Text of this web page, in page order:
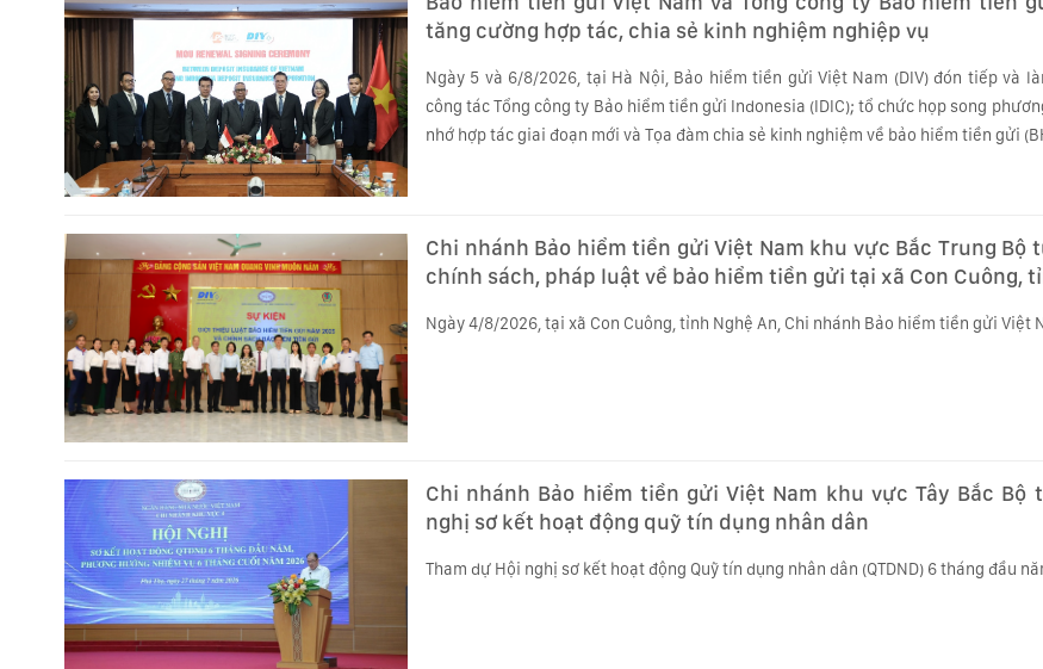
tăng cường hợp tác, chia sẻ kinh nghiệm nghiệp vụ
Ngày 5 và 6/8/2026, tại Hà Nội, Bảo hiểm tiền gửi Việt Nam (DIV) đón tiếp và
công tác Tổng công ty Bảo hiểm tiền gửi Indonesia (IDIC); tổ chức họp song
nhớ hợp tác giai đoạn mới và Tọa đàm chia sẻ kinh nghiệm về bảo hiểm tiền gửi
Chi nhánh Bảo hiểm tiền gửi Việt Nam khu vực Bắc Trung Bộ
chính sách, pháp luật về bảo hiểm tiền gửi tại xã Con Cuông,
Ngày 4/8/2026, tại xã Con Cuông, tỉnh Nghệ An, Chi nhánh Bảo hiểm tiền gửi Việt
Chi nhánh Bảo hiểm tiền gửi Việt Nam khu vực Tây Bắc Bộ
nghị sơ kết hoạt động quỹ tín dụng nhân dân
Tham dự Hội nghị sơ kết hoạt động Quỹ tín dụng nhân dân (QTDND) 6 tháng đầu